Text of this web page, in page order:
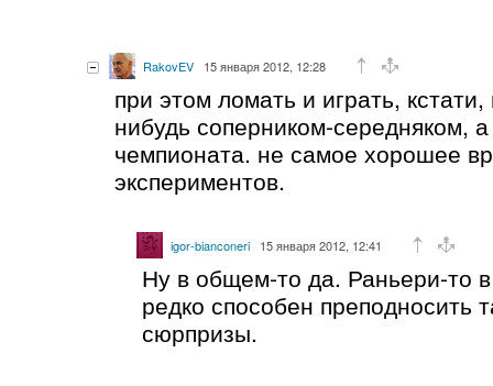
RakovEV 15 января 2012, 12:28
при этом ломать и играть,
нибудь соперником-середняком,
чемпионата. не самое хорошее
экспериментов.
igor-bianconeri 15 января 2012, 12:41
Ну в общем-то да. Раньери-то
редко способен преподносить
сюрпризы.